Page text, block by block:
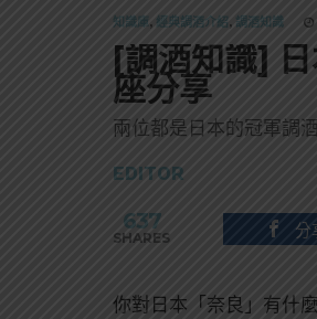
知識庫, 經典調酒介紹, 調酒知識
[調酒知識]
座分享
兩位都是日本的冠軍調
EDITOR
637
SHARES 分
你對日本「奈良」有什